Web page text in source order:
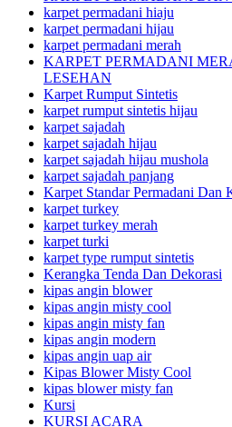
karpet permadani hiaju
karpet permadani hijau
karpet permadani merah
KARPET PERMADANI
LESEHAN
Karpet Rumput Sintetis
karpet rumput sintetis hijau
karpet sajadah
karpet sajadah hijau
karpet sajadah hijau mushola
karpet sajadah panjang
Karpet Standar Permadani Dan
karpet turkey
karpet turkey merah
karpet turki
karpet type rumput sintetis
Kerangka Tenda Dan Dekorasi
kipas angin blower
kipas angin misty cool
kipas angin misty fan
kipas angin modern
kipas angin uap air
Kipas Blower Misty Cool
kipas blower misty fan
Kursi
KURSI ACARA